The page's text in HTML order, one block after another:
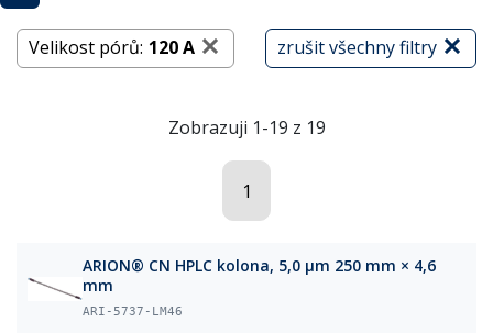
zrušit všechny filtry
Velikost pórů: 120 A
Zobrazuji 1-19 z 19
1
ARION® CN HPLC kolona, 5,0 µm 250 mm × 4,6
mm
ARI-5737-LM46